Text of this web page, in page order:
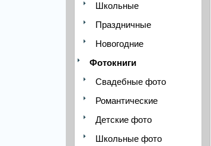
Школьные
Праздничные
Новогодние
Фотокниги
Свадебные фото
Романтические
Детские фото
Школьные фото